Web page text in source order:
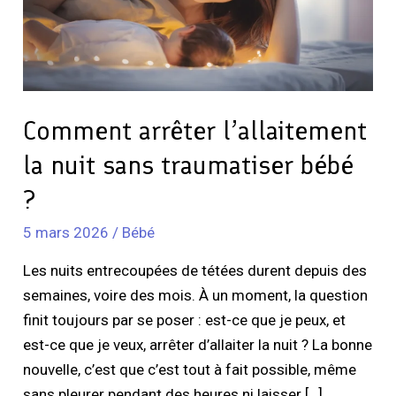
Comment arrêter l’allaitement
la nuit sans traumatiser bébé
?
5 mars 2026/ Bébé
Les nuits entrecoupées de tétées durent depuis des
semaines, voire des mois. À un moment, la question
finit toujours par se poser : est-ce que je peux, et
est-ce que je veux, arrêter d’allaiter la nuit ? La bonne
nouvelle, c’est que c’est tout à fait possible, même
traumatiser
bébé
?